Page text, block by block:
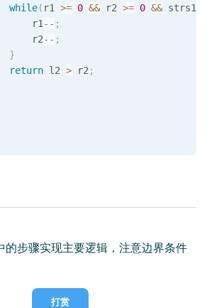
while( r1 >= 0 && r2 >= 0 && strs1
r1
-- ;
r2
-- ;
}
return l2 > r2;
的步骤实现主要逻辑，注意边界条件
打赏